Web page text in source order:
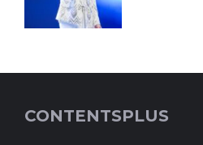
CONTENTSPLUS